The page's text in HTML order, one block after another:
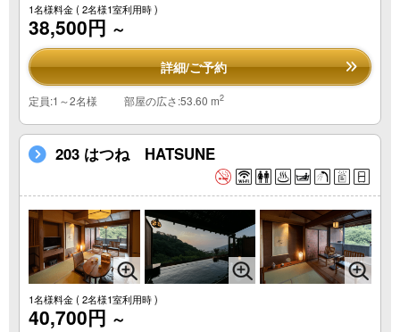
1名様料金( 2名様1室利用時 )
38,500円 ～
詳細/ご予約
定員:1～2名様 部屋の広さ:53.60 m2
203 はつね HATSUNE
1名様料金( 2名様1室利用時 )
40,700円 ～